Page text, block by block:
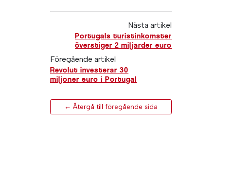
Nästa artikel
Portugals turistinkomster
överstiger 2 miljarder euro
Föregående artikel
Revolut investerar 30
miljoner euro i Portugal
← Återgå till föregående sida